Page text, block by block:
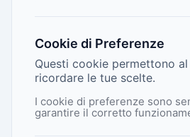
Cookie di Preferenze
Questi cookie permettono
ricordare le tue scelte.
I cookie di preferenze sono
garantire il corretto